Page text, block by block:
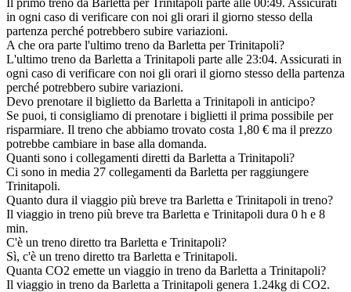
Il primo treno da Barletta per Trinitapoli parte alle 00:49. Assicurati
in ogni caso di verificare con noi gli orari il giorno stesso della
partenza perché potrebbero subire variazioni.
A che ora parte l'ultimo treno da Barletta per Trinitapoli?
L'ultimo treno da Barletta a Trinitapoli parte alle 23:04. Assicurati in
ogni caso di verificare con noi gli orari il giorno stesso della partenza
perché potrebbero subire variazioni.
Devo prenotare il biglietto da Barletta a Trinitapoli in anticipo?
Se puoi, ti consigliamo di prenotare i biglietti il prima possibile per
risparmiare. Il treno che abbiamo trovato costa 1,80 € ma il prezzo
potrebbe cambiare in base alla domanda.
Quanti sono i collegamenti diretti da Barletta a Trinitapoli?
Ci sono in media 27 collegamenti da Barletta per raggiungere
Trinitapoli.
Quanto dura il viaggio più breve tra Barletta e Trinitapoli in treno?
Il viaggio in treno più breve tra Barletta e Trinitapoli dura 0 h e 8
min.
C'è un treno diretto tra Barletta e Trinitapoli?
Sì, c'è un treno diretto tra Barletta e Trinitapoli.
Quanta CO2 emette un viaggio in treno da Barletta a Trinitapoli?
Il viaggio in treno da Barletta a Trinitapoli genera 1.24kg di CO2.